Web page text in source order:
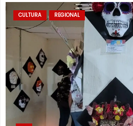
CULTURA REGIONAL